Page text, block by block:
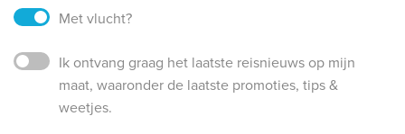
Met vlucht?
Ik ontvang graag het laatste reisnieuws op mijn
maat, waaronder de laatste promoties, tips &
weetjes.